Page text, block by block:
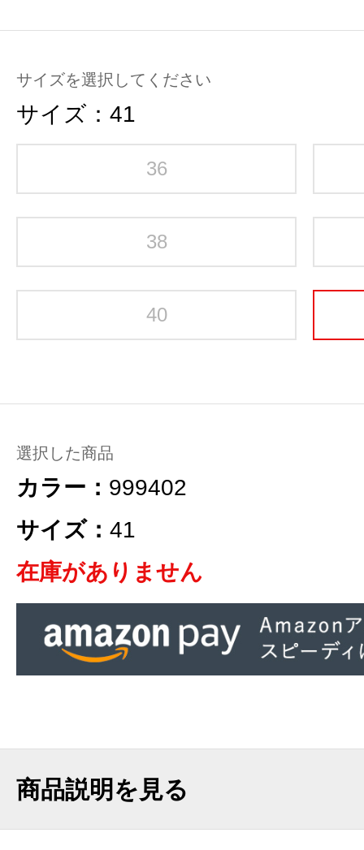
サイズを選択してください
サイズ： 41
36
38
40
選択した商品
カラー： 999402
サイズ： 41
在庫がありません
商品説明を見る